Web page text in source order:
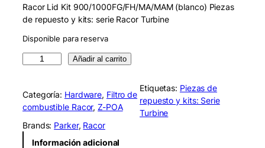
Racor Lid Kit 900/1000FG/FH/MA/MAM (blanco) Piezas
de repuesto y kits: serie Racor Turbine
Disponible para reserva
o
r
R
K
Añadir al carrito
Categoría: Hardware, Filtro de
combustible Racor, Z-POA
Etiquetas: Piezas de
repuesto y kits: Serie
Turbine
Brands: Parker, Racor
Información adicional